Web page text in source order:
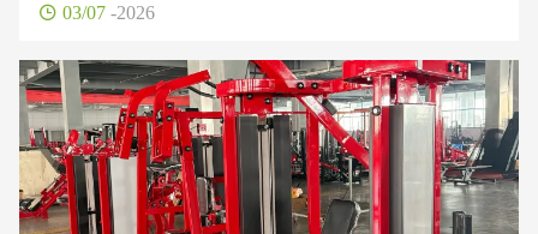
03/07 -2026